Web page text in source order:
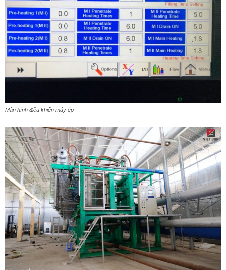
Màn hình điều khiển máy ép